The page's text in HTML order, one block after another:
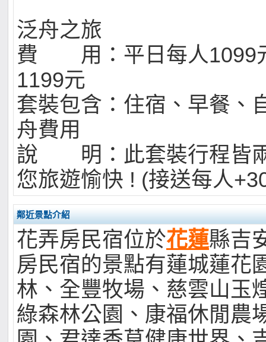
泛舟之旅
費 用：平日每人1099
1199元
套裝包含：住宿、早餐、
舟費用
說 明：此套裝行程皆
您旅遊愉快 ! (接送每人
鄰近景點介紹
花弄房民宿位於花蓮縣吉
房民宿的景點有蓮城蓮花
林、全豐牧場、慈雲山玉
綠森林公園、康福休閒農